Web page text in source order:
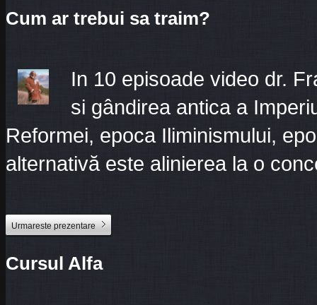
Cum ar trebui sa traim?
In 10 episoade video dr.
si gândirea antica a
Reformei, epoca Iliminismului,
alternativă este alinierea la o
Urmareste prezentare
Cursul Alfa